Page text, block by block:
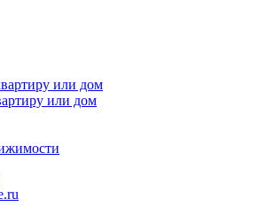
или дом
или дом